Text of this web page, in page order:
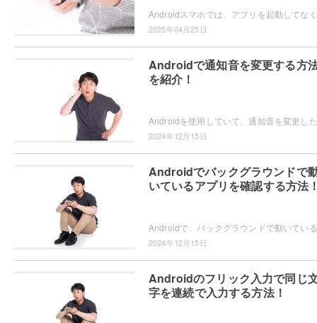
2025年04月25日
Androidで通知音を変更する方
を紹介！
2024年12月15日
Androidでバックグラウンドで
いているアプリを確認する方法
2024年12月15日
Androidのフリック入力で同じ
字を連続で入力する方法！